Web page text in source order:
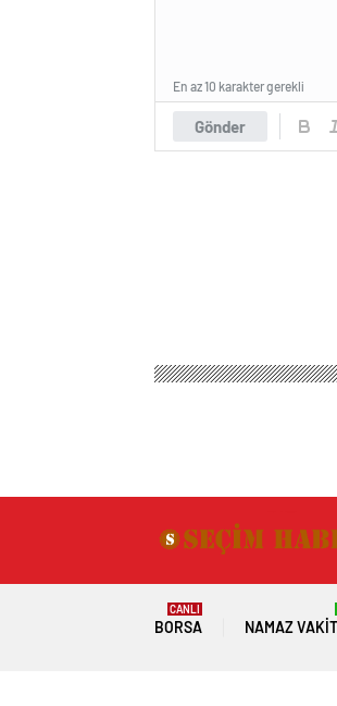
Gönder
En az 10 karakter gerekli
BORSA
CANLI
NAMAZ